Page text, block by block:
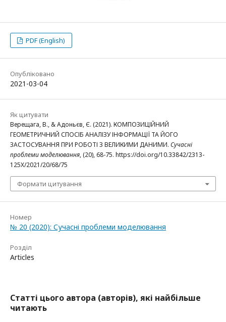
PDF (English)
Опубліковано
2021-03-04
Як цитувати
Верещага, В., & Адоньєв, Є. (2021). КОМПОЗИЦІЙНИЙ
ГЕОМЕТРИЧНИЙ СПОСІБ АНАЛІЗУ ІНФОРМАЦІЇ ТА ЙОГО
ЗАСТОСУВАННЯ ПРИ РОБОТІ З ВЕЛИКИМИ ДАНИМИ. Сучасні
проблеми моделювання, (20), 68-75. https://doi.org/10.33842/2313-
125X/2021/20/68/75
Формати цитування
Номер
№ 20 (2020): Сучасні проблеми моделювання
Розділ
Articles
Статті цього автора (авторів), які найбільше
читають